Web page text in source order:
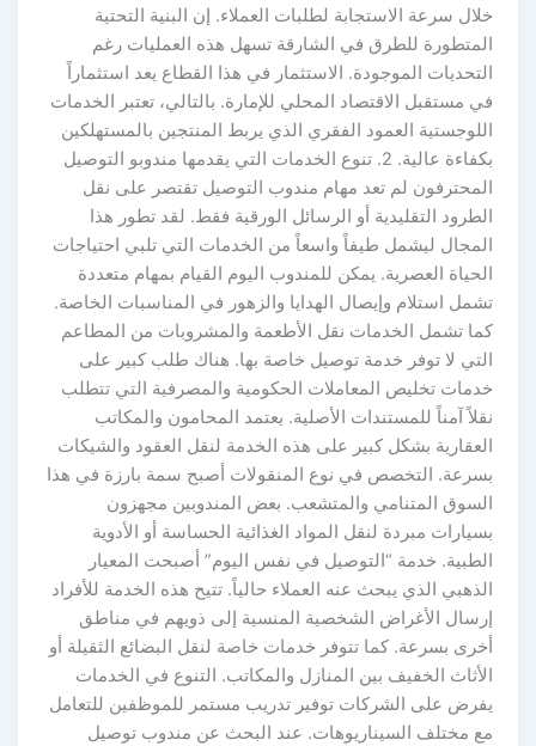
خلال سرعة الاستجابة لطلبات العملاء. إن البنية التحتية
المتطورة للطرق في الشارقة تسهل هذه العمليات رغم
التحديات الموجودة. الاستثمار في هذا القطاع يعد استثماراً
في مستقبل الاقتصاد المحلي للإمارة. بالتالي، تعتبر الخدمات
اللوجستية العمود الفقري الذي يربط المنتجين بالمستهلكين
بكفاءة عالية. 2. تنوع الخدمات التي يقدمها مندوبو التوصيل
المحترفون لم تعد مهام مندوب التوصيل تقتصر على نقل
الطرود التقليدية أو الرسائل الورقية فقط. لقد تطور هذا
المجال ليشمل طيفاً واسعاً من الخدمات التي تلبي احتياجات
الحياة العصرية. يمكن للمندوب اليوم القيام بمهام متعددة
تشمل استلام وإيصال الهدايا والزهور في المناسبات الخاصة.
كما تشمل الخدمات نقل الأطعمة والمشروبات من المطاعم
التي لا توفر خدمة توصيل خاصة بها. هناك طلب كبير على
خدمات تخليص المعاملات الحكومية والمصرفية التي تتطلب
نقلاً آمناً للمستندات الأصلية. يعتمد المحامون والمكاتب
العقارية بشكل كبير على هذه الخدمة لنقل العقود والشيكات
بسرعة. التخصص في نوع المنقولات أصبح سمة بارزة في هذا
السوق المتنامي والمتشعب. بعض المندوبين مجهزون
بسيارات مبردة لنقل المواد الغذائية الحساسة أو الأدوية
الطبية. خدمة “التوصيل في نفس اليوم” أصبحت المعيار
الذهبي الذي يبحث عنه العملاء حالياً. تتيح هذه الخدمة للأفراد
إرسال الأغراض الشخصية المنسية إلى ذويهم في مناطق
أخرى بسرعة. كما تتوفر خدمات خاصة لنقل البضائع الثقيلة أو
الأثاث الخفيف بين المنازل والمكاتب. التنوع في الخدمات
يفرض على الشركات توفير تدريب مستمر للموظفين للتعامل
مع مختلف السيناريوهات. عند البحث عن مندوب توصيل